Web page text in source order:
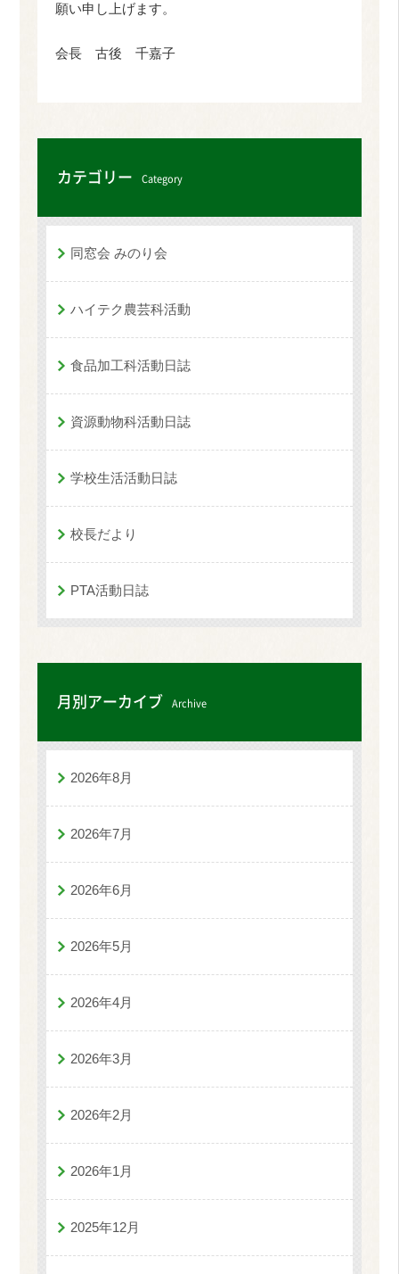
願い申し上げます。
会長 古後 千嘉子
カテゴリー Category
同窓会 みのり会
ハイテク農芸科活動
食品加工科活動日誌
資源動物科活動日誌
学校生活活動日誌
校長だより
PTA活動日誌
月別アーカイブ Archive
2026年8月
2026年7月
2026年6月
2026年5月
2026年4月
2026年3月
2026年2月
2026年1月
2025年12月